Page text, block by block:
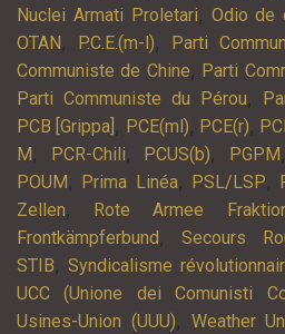
Nuclei Armati Proletari, Odio de
OTAN , P.C.E.(m-l), Parti
Communiste de Chine, Parti
Parti Communiste du Pérou,
PCB [Grippa] , PCE(ml), PCE(r),
M , PCR-Chili, PCUS(b), PGPM
POUM , Prima Linéa, PSL/LSP,
Zellen, Rote Armee
Frontkämpferbund , Secours
STIB, Syndicalisme
UCC (Unione dei Comunisti
Usines-Union (UUU), Weather